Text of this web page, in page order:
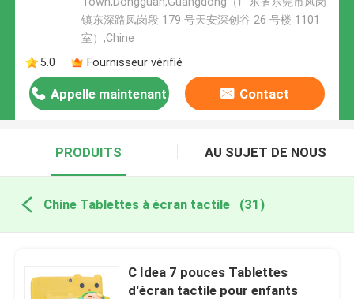
镇东深路凤岗段 179 号天安深创谷 26 号楼 1101
室）,Chine
5.0
Fournisseur vérifié
Appelle maintenant Contact
PRODUITS AU SUJET DE NOUS
Chine Tablettes à écran tactile (31)
C Idea 7 pouces Tablettes
d'écran tactile pour enfants